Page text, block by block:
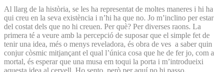
Al llarg de la història, se les ha representat de moltes maneres i hi ha
qui creu en la seva existència i n’hi ha que no. Jo m’inclino per estar
del costat dels que no hi creuen. Per què? Per diverses raons. La
primera té a veure amb la percepció de suposar que el simple fet de
tenir una idea, més o menys reveladora, és obra de ves a saber quin
conjur còsmic mitjançant el qual l’única cosa que he de fer jo, com a
mortal, és esperar que una musa em toqui la porta i m’introdueixi
aquesta idea al cervell. Ho sento, però per aquí no hi passo.